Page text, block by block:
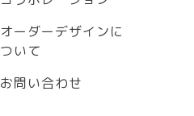
オーダーデザインに
ついて
お問い合わせ